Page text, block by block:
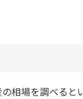
相場を調べると